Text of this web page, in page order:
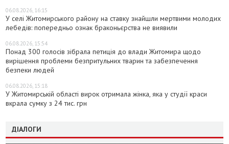
06.08.2026, 16:15
У селі Житомирського району на ставку знайшли мертвими молодих
лебедів: попередньо ознак браконьєрства не виявили
06.08.2026, 15:54
Понад 300 голосів зібрала петиція до влади Житомира щодо
вирішення проблеми безпритульних тварин та забезпечення
безпеки людей
06.08.2026, 15:18
У Житомирській області вирок отримала жінка, яка у студії краси
вкрала сумку з 24 тис. грн
ДІАЛОГИ